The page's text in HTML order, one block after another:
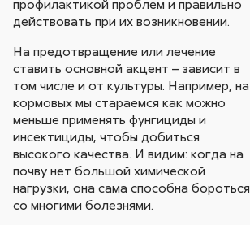
профилактикой проблем и правильно
действовать при их возникновении.
На предотвращение или лечение
ставить основной акцент – зависит в
том числе и от культуры. Например, на
кормовых мы стараемся как можно
меньше применять фунгициды и
инсектициды, чтобы добиться
высокого качества. И видим: когда на
почву нет большой химической
нагрузки, она сама способна бороться
со многими болезнями.